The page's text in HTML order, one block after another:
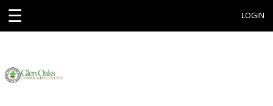
☰ LOGIN